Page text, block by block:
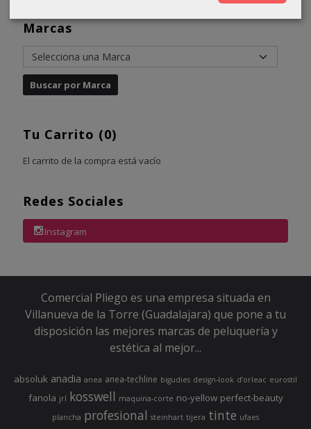
Marcas
Tu Carrito (0)
El carrito de la compra está vacío
Redes Sociales
Instagram
Comercial Pliego es una empresa situada en
Villanueva de la Torre (Guadalajara) que pone a tu
disposición las mejores marcas de peluquería y
estética al mejor...
absoluk anadia anea anea-techline bigudies design-look d’orleac eurostil
fanola jrl kosswell maquina-corte no-yellow perfect-beauty
plancha profesional steinhart tijera tinte ufaes